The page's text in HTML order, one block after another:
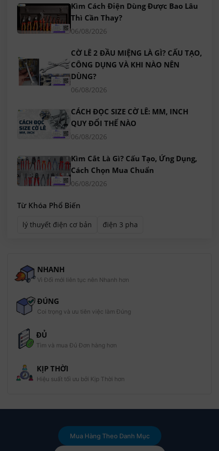
Kìm Cách Điện Dùng Được Bao Lâu
Thì Cần Thay?
06/08/2026
CỜ LÊ 2 ĐẦU MIỆNG LÀ GÌ? CẤU TẠO,
CÔNG DỤNG VÀ KHI NÀO NÊN
DÙNG?
06/08/2026
CÁCH ĐỌC SIZE CỜ LÊ: MM, INCH
QUY ĐỔI THẾ NÀO
06/08/2026
Kìm Cắt Là Gì? Cấu Tạo, Ứng Dụng,
Cách Chọn Mua Chuẩn
06/08/2026
Từ Khóa Phổ Biến
lý thuyết điện cơ bản điện 3 pha
NHANH
Vì Đổi mới liên tục nên Nhanh hơn
ĐÚNG
Coi trọng và ưu tiên việc làm Đúng
ĐỦ
Tìm và mua Đủ Đơn hàng hơn
KỊP THỜI
Hiệu suất tối ưu bởi Kịp Thời hơn
Mua Hàng Theo Danh Mục